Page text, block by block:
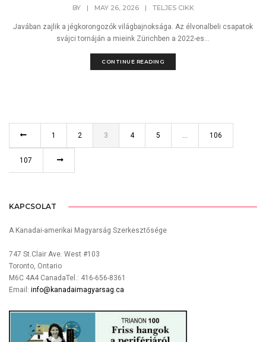
BY | MAY 26, 2026 | TELJES CIKK
Javában zajlik a jégkorongozók világbajnoksága. Az élvonalbeli csapatok
svájci tornáján a mieink Zürichben a 2022-es...
CONTINUE READING
1 2 3 4 5 … 106
107
KAPCSOLAT
A Kanadai-amerikai Magyarság Szerkesztősége
747 St.Clair Ave. West #103
Toronto, Ontario
M6C 4A4 CanadaTel.: 416-656-8361
Email: info@kanadaimagyarsag.ca